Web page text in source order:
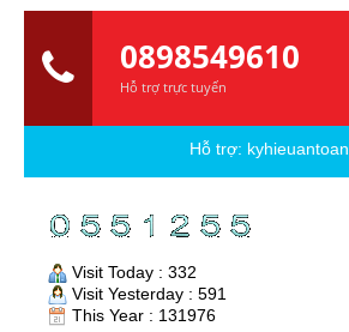
0898549610
Hỗ trợ trực tuyến
Hỗ trợ: kyhieuantoan
Visit Today : 332
Visit Yesterday : 591
This Year : 131976